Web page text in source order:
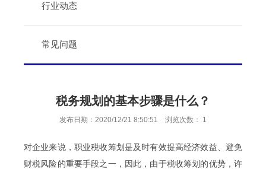
行业动态
常见问题
税务规划的基本步骤是什么？
发布日期：2020/12/21 8:50:51 浏览次数： 1
对企业来说，职业税收筹划是及时有效提高经济效益、避免
财税风险的重要手段之一，因此，由于税收筹划的优势，许